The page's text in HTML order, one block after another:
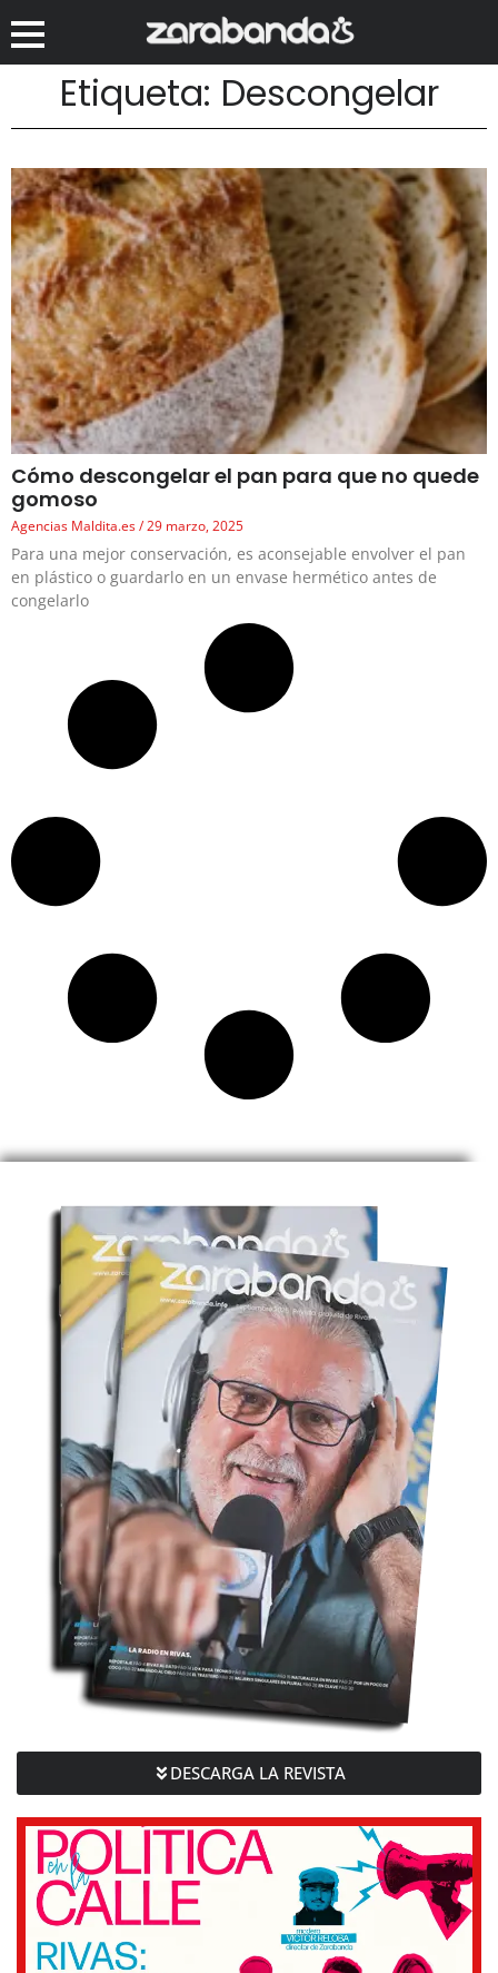
Etiqueta: Descongelar
Cómo descongelar el pan para que no quede
gomoso
Agencias Maldita.es 29 marzo, 2025
Para una mejor conservación, es aconsejable envolver el pan
en plástico o guardarlo en un envase hermético antes de
congelarlo
DESCARGA LA REVISTA